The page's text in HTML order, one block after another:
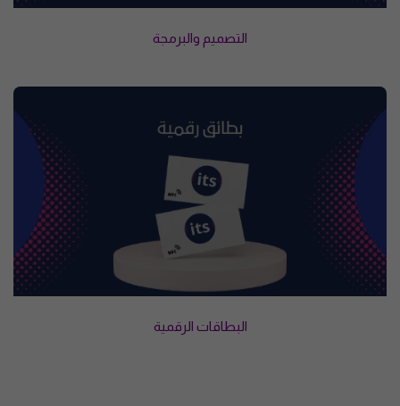
التصميم والبرمجة
البطاقات الرقمية